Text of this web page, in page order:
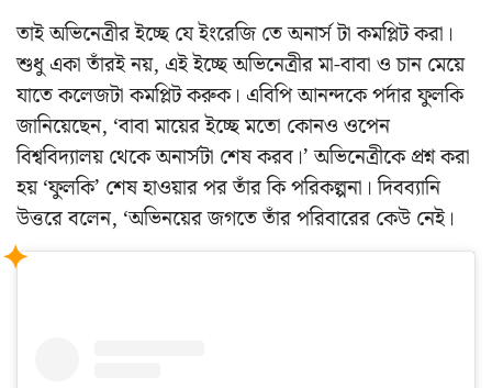
তাই অভিনেত্রীর ইচ্ছে যে ইংরেজি তে অনার্স টা কমপ্লিট করা।
শুধু একা তাঁরই নয়, এই ইচ্ছে অভিনেত্রীর মা-বাবা ও চান মেয়ে
যাতে কলেজটা কমপ্লিট করুক। এবিপি আনন্দকে পর্দার ফুলকি
জানিয়েছেন, ‘বাবা মায়ের ইচ্ছে মতো কোনও ওপেন
বিশ্ববিদ্যালয় থেকে অনার্সটা শেষ করব।’ অভিনেত্রীকে প্রশ্ন করা
হয় ‘ফুলকি’ শেষ হাওয়ার পর তাঁর কি পরিকল্পনা। দিবব্যানি
উত্তরে বলেন, ‘অভিনয়ের জগতে তাঁর পরিবারের কেউ নেই।